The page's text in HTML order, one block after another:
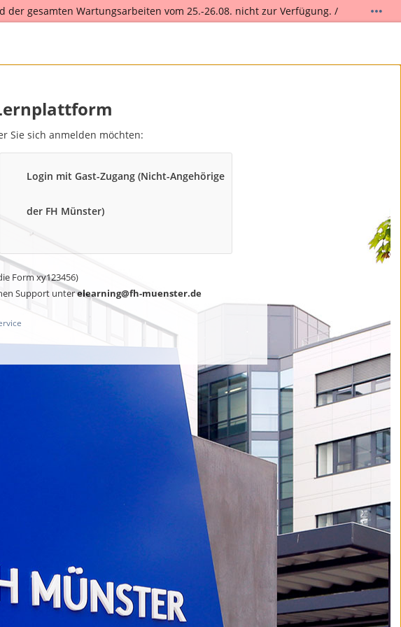
der gesamten Wartungsarbeiten vom 25.-26.08. nicht zur Verfügung. /
to August 26th.
Sie sich anmelden möchten:
Login mit Gast-Zugang (Nicht-Angehörige
der FH Münster)
Form xy123456)
Support unterelearning@fh-muenster.de